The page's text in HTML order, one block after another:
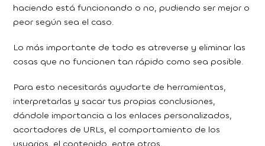
haciendo está funcionando o no, pudiendo ser mejor o
peor según sea el caso.
Lo más importante de todo es atreverse y eliminar las
cosas que no funcionen tan rápido como sea posible.
Para esto necesitarás ayudarte de herramientas,
interpretarlas y sacar tus propias conclusiones,
dándole importancia a los enlaces personalizados,
acortadores de URLs, el comportamiento de los
usuarios, el contenido, entre otros.